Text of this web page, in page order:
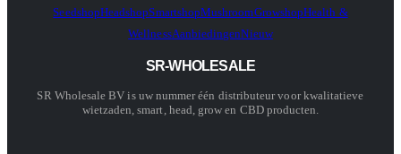
SeedshopHeadshopSmartshopMushroomGrowshopHealth &
WellnessAanbiedingenNieuw
SR-WHOLESALE
SR Wholesale BV is uw nummer één distributeur voor kwalitatieve
wietzaden, smart, head, grow en CBD producten.